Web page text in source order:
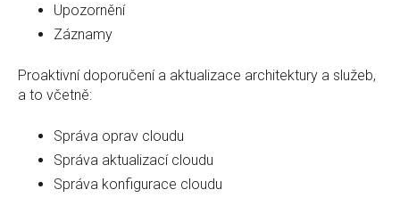
Upozornění
Záznamy
Proaktivní doporučení a aktualizace architektury a služeb,
a to včetně:
Správa oprav cloudu
Správa aktualizací cloudu
Správa konfigurace cloudu